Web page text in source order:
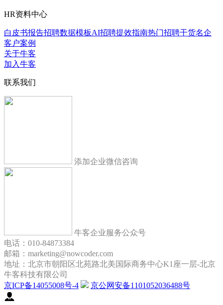
HR资料中心
白皮书报告招聘数据模板AI招聘提效指南热门招聘干货名企
客户案例
关于牛客
加入牛客
联系我们
添加企业微信咨询
牛客企业服务公众号
电话：010-84873384
邮箱：marketing@nowcoder.com
地址：北京市朝阳区北苑路北美国际商务中心K1座一层-北京
牛客科技有限公司
京ICP备14055008号-4
京公网安备1101052036488号